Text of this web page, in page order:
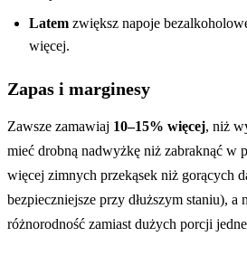
Latem zwiększ napoje
więcej.
Zapas i marginesy
Zawsze zamawiaj 10–15% więcej, niż
mieć drobną nadwyżkę niż zabraknąć w
więcej zimnych przekąsek niż gorących
bezpieczniejsze przy dłuższym staniu), a
różnorodność zamiast dużych porcji